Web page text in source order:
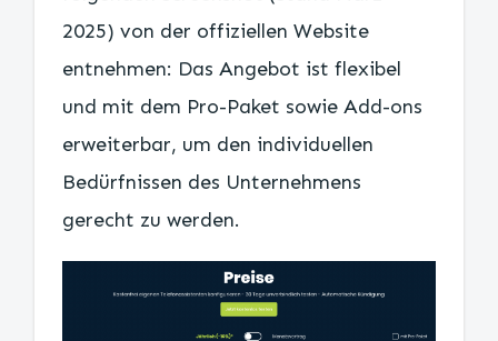
2025) von der offiziellen Website
entnehmen: Das Angebot ist flexibel
und mit dem Pro-Paket sowie Add-ons
erweiterbar, um den individuellen
Bedürfnissen des Unternehmens
gerecht zu werden.